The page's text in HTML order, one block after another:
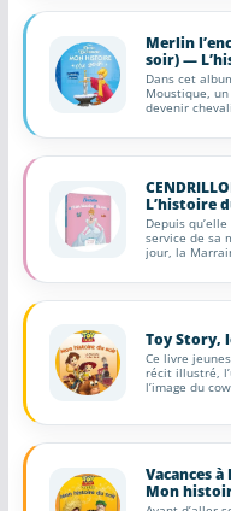
Merlin
soir) —
Dans cet
Moustique,
devenir
L’histoire
Depuis
service de sa
jour, la
Toy Story,
Ce livre
récit illustré,
l’image du
Vacances
Mon